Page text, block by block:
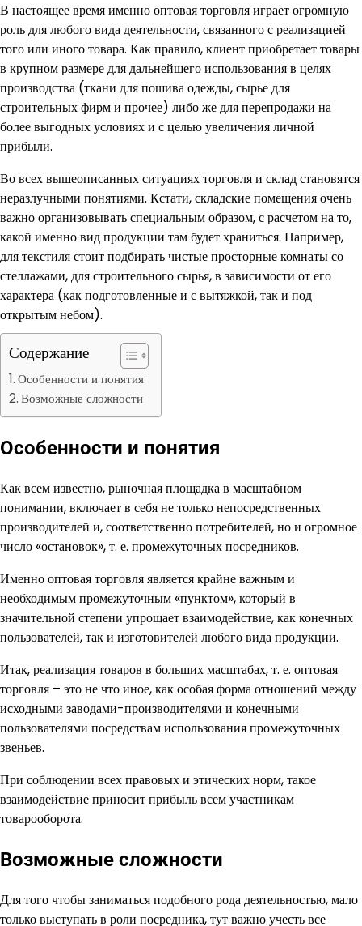
В настоящее время именно оптовая торговля играет огромную
роль для любого вида деятельности, связанного с реализацией
того или иного товара. Как правило, клиент приобретает товары
в крупном размере для дальнейшего использования в целях
производства (ткани для пошива одежды, сырье для
строительных фирм и прочее) либо же для перепродажи на
более выгодных условиях и с целью увеличения личной
прибыли.
Во всех вышеописанных ситуациях торговля и склад становятся
неразлучными понятиями. Кстати, складские помещения очень
важно организовывать специальным образом, с расчетом на то,
какой именно вид продукции там будет храниться. Например,
для текстиля стоит подбирать чистые просторные комнаты со
стеллажами, для строительного сырья, в зависимости от его
характера (как подготовленные и с вытяжкой, так и под
открытым небом).
Содержание
Особенности и понятия
Возможные сложности
Особенности и понятия
Как всем известно, рыночная площадка в масштабном
понимании, включает в себя не только непосредственных
производителей и, соответственно потребителей, но и огромное
число «остановок», т. е. промежуточных посредников.
Именно оптовая торговля является крайне важным и
необходимым промежуточным «пунктом», который в
значительной степени упрощает взаимодействие, как конечных
пользователей, так и изготовителей любого вида продукции.
Итак, реализация товаров в больших масштабах, т. е. оптовая
торговля – это не что иное, как особая форма отношений между
исходными заводами-производителями и конечными
пользователями посредствам использования промежуточных
звеньев.
При соблюдении всех правовых и этических норм, такое
взаимодействие приносит прибыль всем участникам
товарооборота.
Возможные сложности
Для того чтобы заниматься подобного рода деятельностью, мало
только выступать в роли посредника, тут важно учесть все